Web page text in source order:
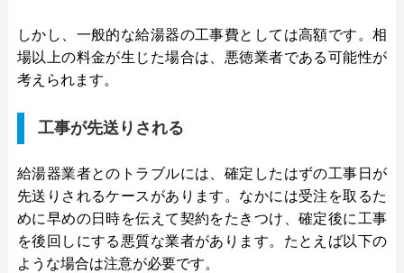
しかし、一般的な給湯器の工事費としては高額です。相
場以上の料金が生じた場合は、悪徳業者である可能性が
考えられます。
工事が先送りされる
給湯器業者とのトラブルには、確定したはずの工事日が
先送りされるケースがあります。なかには受注を取るた
めに早めの日時を伝えて契約をたきつけ、確定後に工事
を後回しにする悪質な業者があります。たとえば以下の
ような場合は注意が必要です。